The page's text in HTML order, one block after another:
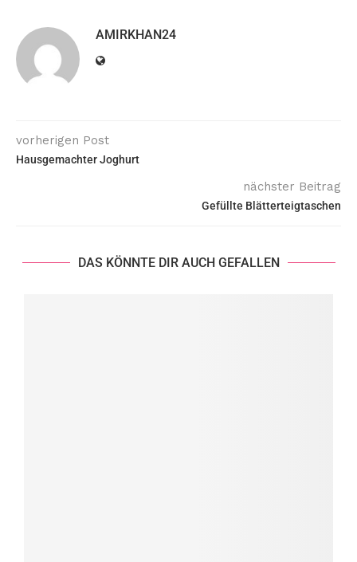
AMIRKHAN24
vorherigen Post
Hausgemachter Joghurt
nächster Beitrag
Gefüllte Blätterteigtaschen
DAS KÖNNTE DIR AUCH GEFALLEN